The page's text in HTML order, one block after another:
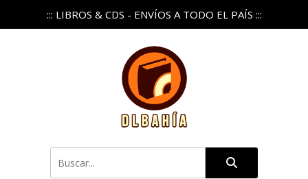
::: LIBROS & CDS - ENVÍOS A TODO EL PAÍS :::